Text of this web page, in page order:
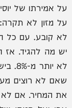
על אמירתו של
על מזון לא
לא קובע. עם כל
לא
את המחיר. אם לא